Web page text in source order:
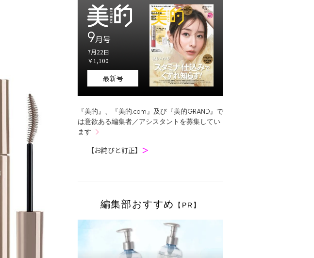
9月号
7月22日
￥1,100
最新号
『美的』、『美的.com』及び『美的GRAND』で
は意欲ある編集者／アシスタントを募集してい
ます
【お詫びと訂正】 ＞
編集部おすすめ 【PR】